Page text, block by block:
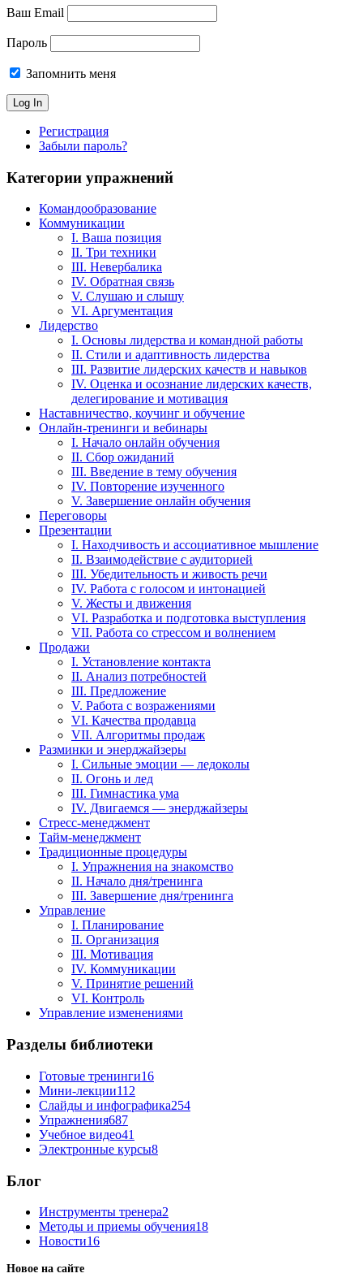
Ваш Email
Пароль
Запомнить меня
Регистрация
Забыли пароль?
Категории упражнений
Командообразование
Коммуникации
I. Ваша позиция
II. Три техники
III. Невербалика
IV. Обратная связь
V. Слушаю и слышу
VI. Аргументация
Лидерство
I. Основы лидерства и командной работы
II. Стили и адаптивность лидерства
III. Развитие лидерских качеств и навыков
IV. Оценка и осознание лидерских качеств,
делегирование и мотивация
Наставничество, коучинг и обучение
Онлайн-тренинги и вебинары
I. Начало онлайн обучения
II. Сбор ожиданий
III. Введение в тему обучения
IV. Повторение изученного
V. Завершение онлайн обучения
Переговоры
Презентации
I. Находчивость и ассоциативное мышление
II. Взаимодействие с аудиторией
III. Убедительность и живость речи
IV. Работа с голосом и интонацией
V. Жесты и движения
VI. Разработка и подготовка выступления
VII. Работа со стрессом и волнением
Продажи
I. Установление контакта
II. Анализ потребностей
III. Предложение
V. Работа с возражениями
VI. Качества продавца
VII. Алгоритмы продаж
Разминки и энерджайзеры
I. Сильные эмоции — ледоколы
II. Огонь и лед
III. Гимнастика ума
IV. Двигаемся — энерджайзеры
Стресс-менеджмент
Тайм-менеджмент
Традиционные процедуры
I. Упражнения на знакомство
II. Начало дня/тренинга
III. Завершение дня/тренинга
Управление
I. Планирование
II. Организация
III. Мотивация
IV. Коммуникации
V. Принятие решений
VI. Контроль
Управление изменениями
Разделы библиотеки
Готовые тренинги16
Мини-лекции112
Слайды и инфографика254
Упражнения687
Учебное видео41
Электронные курсы8
Блог
Инструменты тренера2
Методы и приемы обучения18
Новости16
Новое на сайте